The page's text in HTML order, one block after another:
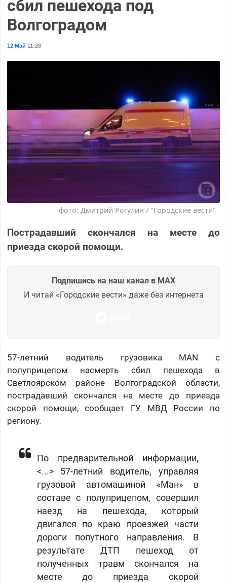
сбил пешехода под
Волгоградом
12 Май 11:28
фото: Дмитрий Рогулин / "Городские вести"
Пострадавший скончался на месте до
приезда скорой помощи.
Подпишись на наш канал в MAX
И читай «Городские вести» даже без интернета
57-летний водитель грузовика MAN с
полуприцепом насмерть сбил пешехода в
Светлоярском районе Волгоградской области,
пострадавший скончался на месте до приезда
скорой помощи, сообщает ГУ МВД России по
региону.
По предварительной информации,
<...> 57-летний водитель, управляя
грузовой автомашиной «Ман» в
составе с полуприцепом, совершил
наезд на пешехода, который
двигался по краю проезжей части
дороги попутного направления. В
результате ДТП пешеход от
полученных травм скончался на
месте до приезда скорой